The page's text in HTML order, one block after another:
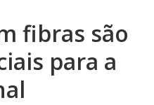
fibras são
para a